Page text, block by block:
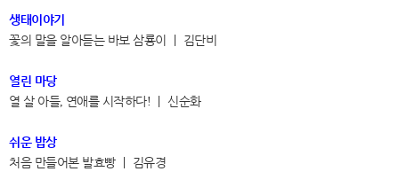
생태이야기
꽃의 말을 알아듣는 바보 삼룡이
김단비
열린 마당
열 살 아들, 연애를 시작하다! ｜신순화
쉬운 밥상
처음 만들어본 발효빵
김유경